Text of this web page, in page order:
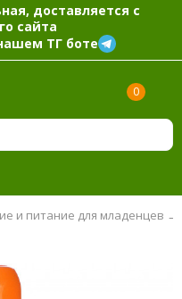
доставляется с
сайта
ТГ боте
0
и питание для младенцев →